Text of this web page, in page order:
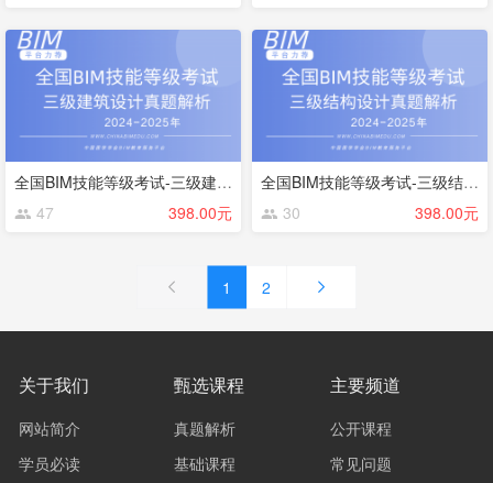
全国BIM技能等级考试-三级建筑设计专业解析
47
398.00元
全国BIM技能等级考试-三级结构设计专业解析
30
398.00元
1 2
关于我们
网站简介
学员必读
甄选课程
真题解析
基础课程
主要频道
公开课程
常见问题